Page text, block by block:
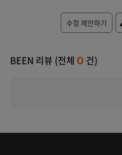
수정 제안하기
BEEN 리뷰 (전체 0 건)